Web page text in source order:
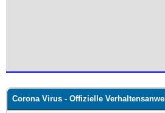
Corona Virus - Offizielle